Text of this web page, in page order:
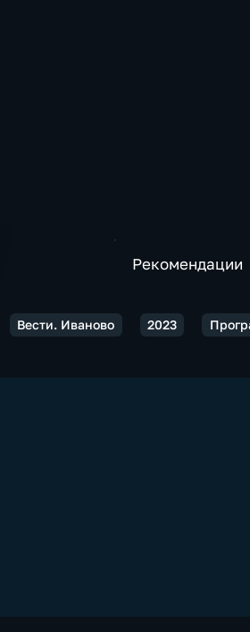
Рекомендации
Вести. Иваново 2023